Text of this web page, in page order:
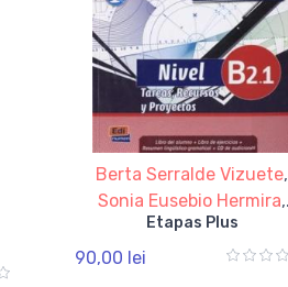
Berta Serralde Vizuete,
Sonia Eusebio Hermira,
Beatriz Coca del Bosque
Etapas Plus
90,00 lei